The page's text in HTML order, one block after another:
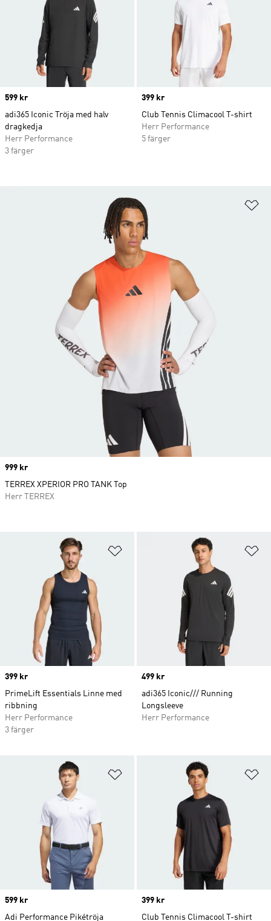
Price
599 kr
adi365 Iconic Tröja med halv
dragkedja
Herr Performance
3 färger
Price
399 kr
Club Tennis Climacool T-shirt
Herr Performance
5 färger
Lägg till på önskelistan
Price
399 kr
PrimeLift Essentials Linne med
ribbning
Herr Performance
3 färger
Price
499 kr
adi365 Iconic/// Running
Longsleeve
Herr Performance
Lägg till på önskelistan
Price
599 kr
Adi Performance Pikétröja
Price
399 kr
Club Tennis Climacool T-shirt
Price
999 kr
TERREX XPERIOR PRO TANK Top
Herr TERREX